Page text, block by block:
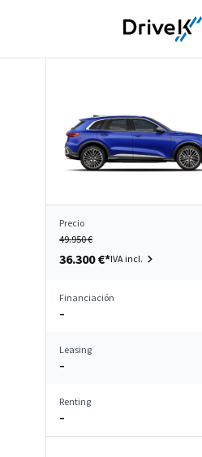
Precio
49.950 €
36.300 €*IVA incl.
Financiación
–
Leasing
–
Renting
–